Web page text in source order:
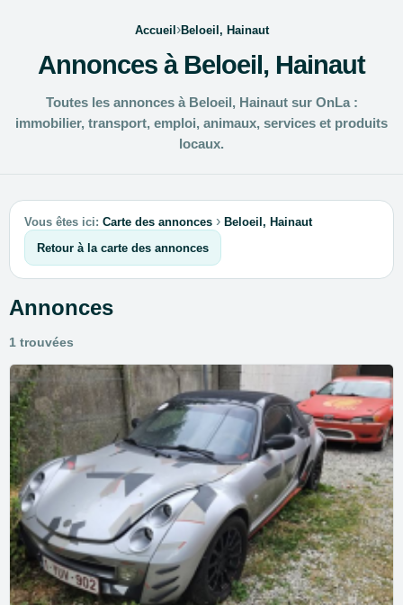
Accueil›Beloeil, Hainaut
Annonces à Beloeil, Hainaut
Toutes les annonces à Beloeil, Hainaut sur OnLa :
immobilier, transport, emploi, animaux, services et produits
locaux.
Vous êtes ici: Carte des annonces › Beloeil, Hainaut
Retour à la carte des annonces
Annonces
1 trouvées